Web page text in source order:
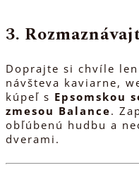
3.
Doprajte si chvíle
návšteva kaviarne,
kúpeľ s Epsomskou
zmesou Balance.
obľúbenú hudbu a
dverami.